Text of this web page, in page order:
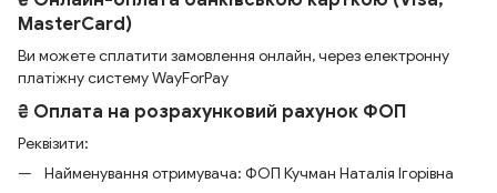
MasterCard)
Ви можете сплатити замовлення онлайн, через електронну
платіжну систему WayForPay
₴ Оплата на розрахунковий рахунок ФОП
Реквізити:
Найменування отримувача: ФОП Кучман Наталія Ігорівна